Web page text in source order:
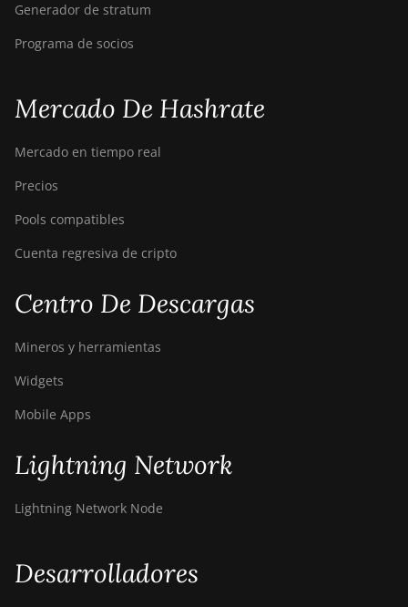
Generador de stratum
Programa de socios
Mercado De Hashrate
Mercado en tiempo real
Precios
Pools compatibles
Cuenta regresiva de cripto
Centro De Descargas
Mineros y herramientas
Widgets
Mobile Apps
Lightning Network
Lightning Network Node
Desarrolladores